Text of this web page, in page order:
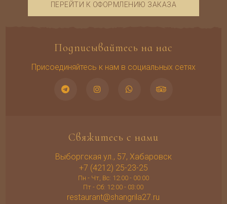
ПЕРЕЙТИ К ОФОРМЛЕНИЮ ЗАКАЗА
Подписывайтесь на нас
Присоединяйтесь к нам в социальных сетях
Свяжитесь с нами
Выборгская ул., 57, Хабаровск
+7 (4212) 25-23-25
Пн - Чт, Вс: 12:00 - 00:00
Пт - Сб: 12:00 - 03:00
restaurant@shangrila27.ru